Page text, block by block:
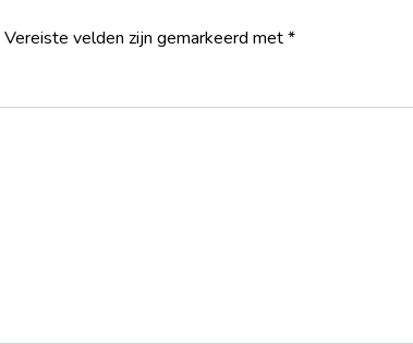
Vereiste velden zijn gemarkeerd met*